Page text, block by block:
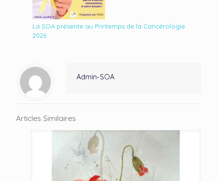
La SOA présente au Printemps de la Cancérologie
2026
Admin-SOA
Articles Similaires